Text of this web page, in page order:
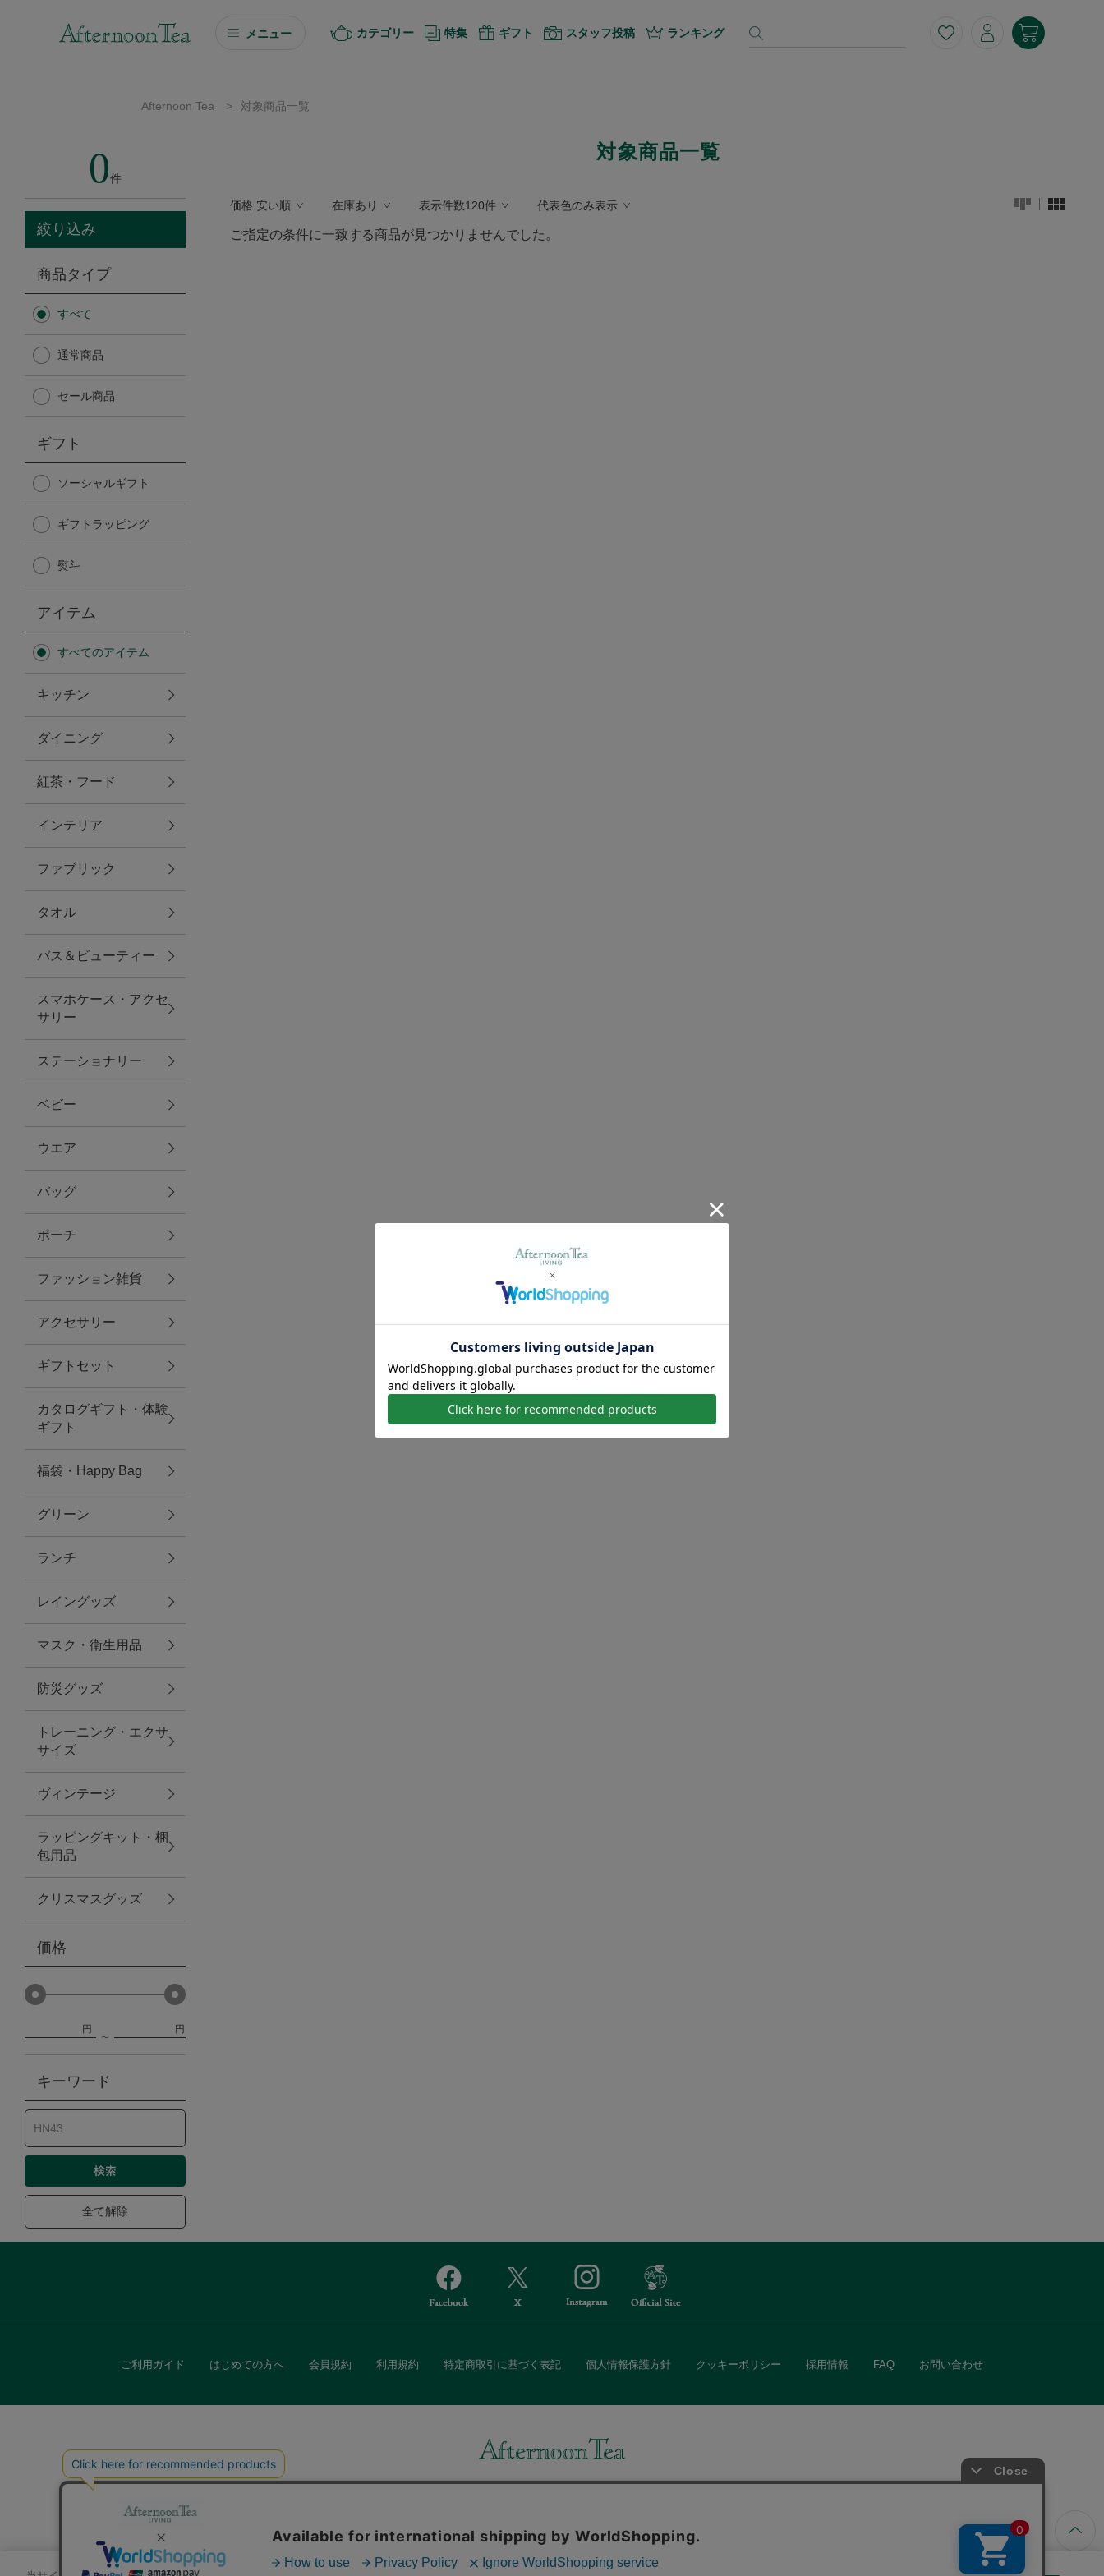
メニュー
ソーシャルギフト
カタログギフト
Afternoon Tea TEAROOM
Afternoon Tea TEAROOM
日傘
保冷バッグ
無重力シリーズ
トラベルグッズ
ランチ
バッグ
キッチン・ダイニング
ダイニング
キッチン
ファブリック
グリーン
バス＆ビューティー
バス＆ビューティー
タオル
ウエア＆バッグ
ウエア
レイングッズ
アクセサリー
ファッション雑貨
ファッショングッズ
スマホケース・アクセサリー
ポーチ
ステーショナリー
その他
紅茶・フード
防災グッズ・非常食
トレーニング
ヴィンテージ
カテゴリー 特集 ギフト スタッフ投稿 ランキング
Afternoon Tea > 対象商品一覧
0件
絞り込み
商品タイプ
すべて
通常商品
セール商品
ギフト
ソーシャルギフト
ギフトラッピング
熨斗
アイテム
すべてのアイテム
キッチン
ダイニング
紅茶・フード
インテリア
ファブリック
タオル
バス＆ビューティー
スマホケース・アクセ
サリー
ステーショナリー
ベビー
ウエア
バッグ
ポーチ
ファッション雑貨
アクセサリー
ギフトセット
カタログギフト・体験
ギフト
福袋・Happy Bag
グリーン
ランチ
レイングッズ
マスク・衛生用品
防災グッズ
トレーニング・エクサ
サイズ
ヴィンテージ
ラッピングキット・梱
包用品
クリスマスグッズ
価格
円 円
キーワード
全て解除
対象商品一覧
価格 安い順 在庫あり 表示件数120件 代表色のみ表示
ご指定の条件に一致する商品が見つかりませんでした。
ご利用ガイド はじめての方へ 会員規約 利用規約 特定商取引に基づく表記 個人情報保護方針 クッキーポリシー 採用情報 FAQ お問い合わせ
また、ギフトセットなどギフトにぴったりの豊富な商品がラインナップ。
「ソーシャルギフト」サービスもご提供しています。